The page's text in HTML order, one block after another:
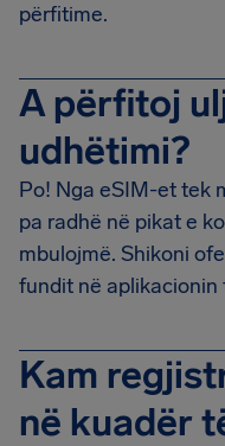
përfitime.
A përfitoj
udhëtimi?
Po! Nga eSIM-et tek
pa radhë në pikat e
mbulojmë. Shikoni
fundit në aplikacionin
Kam
në kuadër